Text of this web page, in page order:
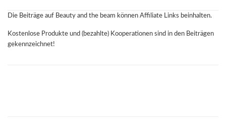
Die Beiträge auf Beauty and the beam können Affiliate Links beinhalten.
Kostenlose Produkte und (bezahlte) Kooperationen sind in den Beiträgen
gekennzeichnet!